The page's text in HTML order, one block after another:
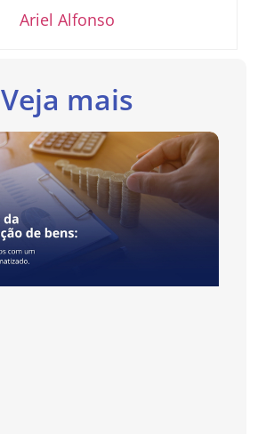
Ariel Alfonso
Veja mais